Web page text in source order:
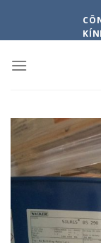
content